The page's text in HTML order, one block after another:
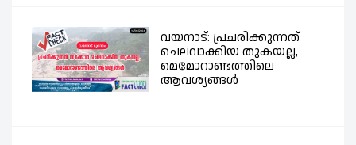
വയനാട്: പ്രചരിക്കുന്നത്
ചെലവാക്കിയ തുകയല്ല,
മെമോറാണ്ടത്തിലെ
ആവശ്യങ്ങൾ